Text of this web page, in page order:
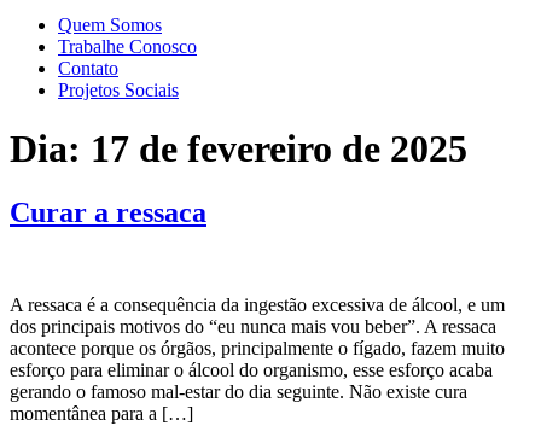
Quem Somos
Trabalhe Conosco
Contato
Projetos Sociais
Dia: 17 de fevereiro de 2025
Curar a ressaca
A ressaca é a consequência da ingestão excessiva de álcool, e um
dos principais motivos do “eu nunca mais vou beber”. A ressaca
acontece porque os órgãos, principalmente o fígado, fazem muito
esforço para eliminar o álcool do organismo, esse esforço acaba
gerando o famoso mal-estar do dia seguinte. Não existe cura
momentânea para a […]